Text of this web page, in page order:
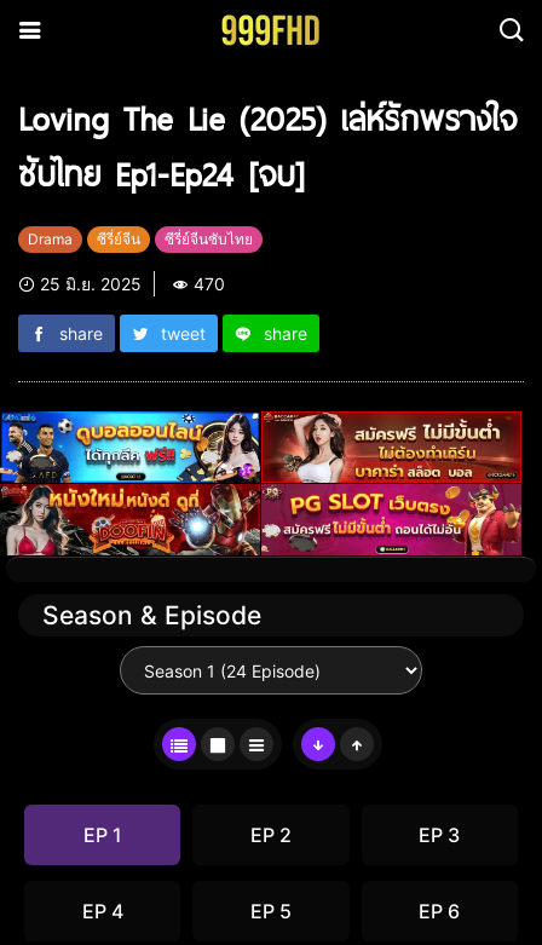
Loving The Lie (2025) เล่ห์รักพรางใจ
ซับไทย Ep1-Ep24 [จบ]
Drama ซีรี่ย์จีน ซีรี่ย์จีนซับไทย
25 มิ.ย. 2025 470
share tweet share
Season & Episode
EP 1 EP 2 EP 3
EP 4 EP 5 EP 6